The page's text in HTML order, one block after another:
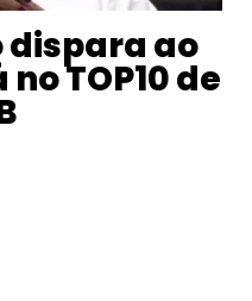
dispara ao
TOP10 de